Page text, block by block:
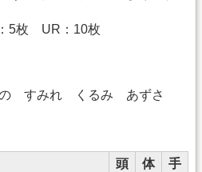
5枚 UR：10枚
の すみれ くるみ あずさ
頭 体 手